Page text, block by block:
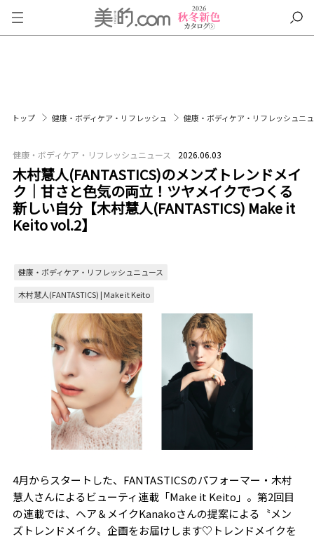
トップ 健康・ボディケア・リフレッシュ 健康・ボディケア・リフレッシュニ
健康・ボディケア・リフレッシュニュース 2026.06.03
木村慧人(FANTASTICS)のメンズトレンドメイ
ク｜甘さと色気の両立！ツヤメイクでつくる
新しい自分【木村慧人(FANTASTICS) Make it
Keito vol.2】
健康・ボディケア・リフレッシュニュース
木村慧人(FANTASTICS) | Make it Keito
4月からスタートした、FANTASTICSのパフォーマー・木村
慧人さんによるビューティ連載「Make it Keito」。第2回目
の連載では、ヘア＆メイクKanakoさんの提案による〝メン
ズトレンドメイク〟企画をお届けします♡トレンドメイクを